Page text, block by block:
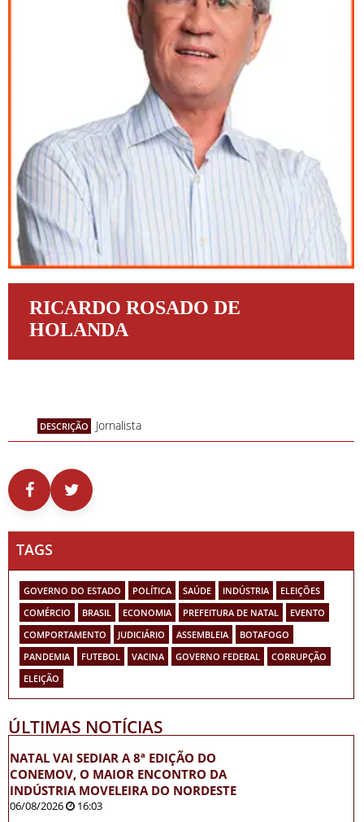
RICARDO ROSADO DE
HOLANDA
DESCRIÇÃO Jornalista
TAGS
GOVERNO DO ESTADO POLÍTICA SAÚDE INDÚSTRIA
ELEIÇÕES
COMÉRCIO
BRASIL ECONOMIA PREFEITURA DE NATAL
EVENTO
COMPORTAMENTO
JUDICIÁRIO ASSEMBLEIA
BOTAFOGO
PANDEMIA
FUTEBOL VACINA GOVERNO FEDERAL
CORRUPÇÃO
ELEIÇÃO
ÚLTIMAS NOTÍCIAS
NATAL VAI SEDIAR A 8ª EDIÇÃO DO
CONEMOV, O MAIOR ENCONTRO DA
INDÚSTRIA MOVELEIRA DO NORDESTE
06/08/2026 16:03